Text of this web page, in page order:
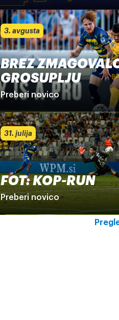
3. avgusta
BREZ
GROSUPLJU
Preberi novico
31. julija
FOT: KOP-RUN
Preberi novico